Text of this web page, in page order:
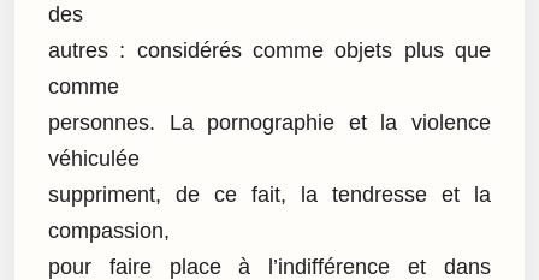
des
autres : considérés comme objets plus que
comme
personnes. La pornographie et la violence
véhiculée
suppriment, de ce fait, la tendresse et la
compassion,
pour faire place à l’indifférence et dans